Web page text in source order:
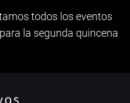
todos los eventos
la segunda quincena